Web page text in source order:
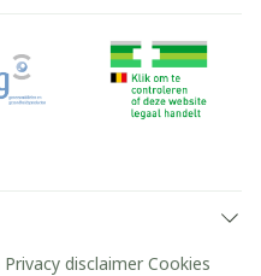
Privacy disclaimer Cookies